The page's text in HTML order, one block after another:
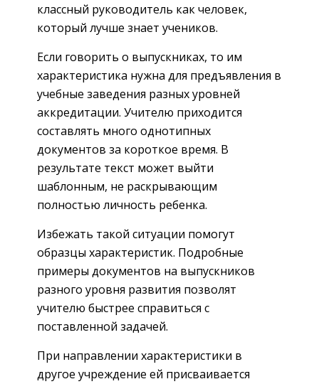
классный руководитель как человек,
который лучше знает учеников.
Если говорить о выпускниках, то им
характеристика нужна для предъявления в
учебные заведения разных уровней
аккредитации. Учителю приходится
составлять много однотипных
документов за короткое время. В
результате текст может выйти
шаблонным, не раскрывающим
полностью личность ребенка.
Избежать такой ситуации помогут
образцы характеристик. Подробные
примеры документов на выпускников
разного уровня развития позволят
учителю быстрее справиться с
поставленной задачей.
При направлении характеристики в
другое учреждение ей присваивается